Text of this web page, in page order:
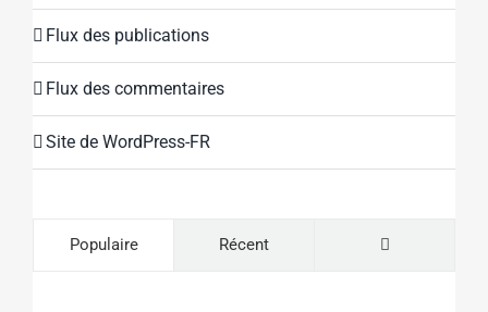
Flux des publications
Flux des commentaires
Site de WordPress-FR
Populaire Récent